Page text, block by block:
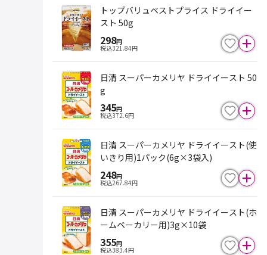
トップバリュベストプライス ドライイー
スト 50g
298円
税込321.84円
日清 スーパーカメリヤ ドライイースト 50
g
345円
税込372.6円
日清 スーパーカメリヤ ドライイースト(使
いきり用)1パック(6g×3袋入)
248円
税込267.84円
日清 スーパーカメリヤ ドライイースト(ホ
ームベーカリー用)3g×10袋
355円
税込383.4円